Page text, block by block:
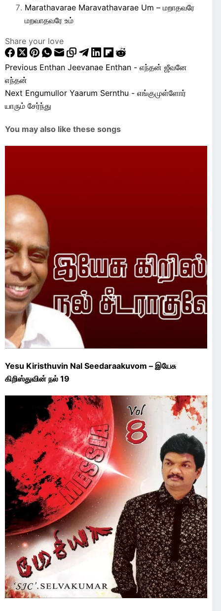
Marathavarae Maravathavarae Um – மறாதவரே
மறவாதவரே உம்
Share your love
Previous Enthan Jeevanae Enthan - எந்தன் ஜீவனே
எந்தன்
Next Engumullor Yaarum Sernthu - எங்குமுள்ளோர்
யாரும் சேர்ந்து
You may also like these songs
Yesu Kiristhuvin Nal Seedaraakuvom – இயேசு
கிறிஸ்துவின் நல் 19